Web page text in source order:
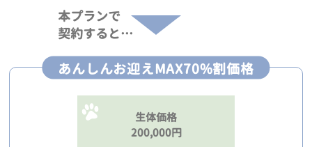
本プランで
契約すると…
あんしんお迎えMAX70%割価格
生体価格
200,000円